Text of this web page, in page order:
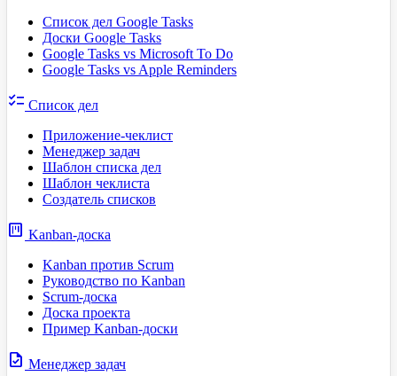
Список дел Google Tasks
Доски Google Tasks
Google Tasks vs Microsoft To Do
Google Tasks vs Apple Reminders
checklist Список дел
Приложение-чеклист
Менеджер задач
Шаблон списка дел
Шаблон чеклиста
Создатель списков
view_kanban Kanban-доска
Kanban против Scrum
Руководство по Kanban
Scrum-доска
Доска проекта
Пример Kanban-доски
task Менеджер задач